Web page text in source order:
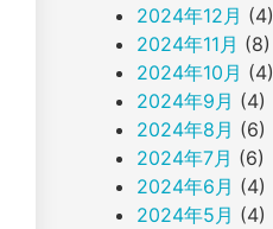
2024年12月 (4)
2024年11月 (8)
2024年10月 (4)
2024年9月 (4)
2024年8月 (6)
2024年7月 (6)
2024年6月 (4)
2024年5月 (4)